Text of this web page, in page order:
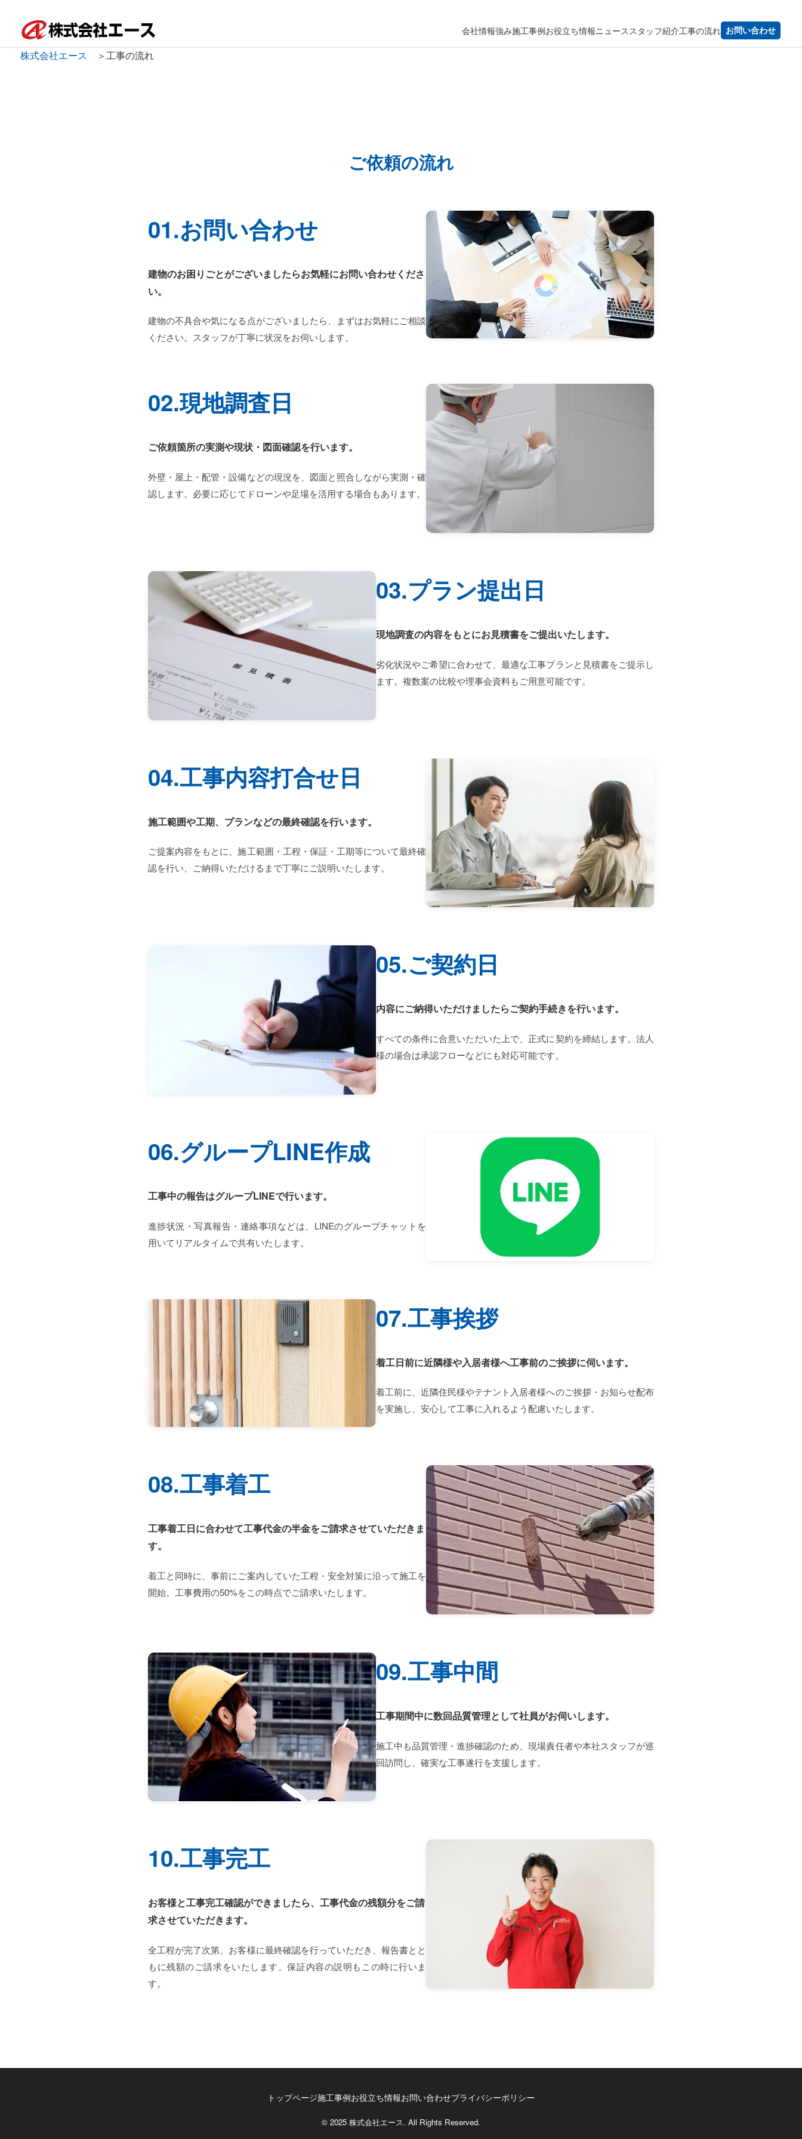
会社情報強み施工事例お役立ち情報ニュース スタッフ紹介工事の流れ お問い合わせ
株式会社エース ＞工事の流れ
ご依頼の流れ
01.お問い合わせ
建物のお困りごとがございましたらお気軽にお問い合わせくださ
い。
建物の不具合や気になる点がございましたら、まずはお気軽にご相談
ください。スタッフが丁寧に状況をお伺いします。
02.現地調査日
ご依頼箇所の実測や現状・図面確認を行います。
外壁・屋上・配管・設備などの現況を、図面と照合しながら実測・確
認します。必要に応じてドローンや足場を活用する場合もあります。
03.プラン提出日
現地調査の内容をもとにお見積書をご提出いたします。
劣化状況やご希望に合わせて、最適な工事プランと見積書をご提示し
ます。複数案の比較や理事会資料もご用意可能です。
04.工事内容打合せ日
施工範囲や工期、プランなどの最終確認を行います。
ご提案内容をもとに、施工範囲・工程・保証・工期等について最終確
認を行い、ご納得いただけるまで丁寧にご説明いたします。
05.ご契約日
内容にご納得いただけましたらご契約手続きを行います。
すべての条件に合意いただいた上で、正式に契約を締結します。法人
様の場合は承認フローなどにも対応可能です。
06.グループLINE作成
工事中の報告はグループLINEで行います。
進捗状況・写真報告・連絡事項などは、LINEのグループチャットを
用いてリアルタイムで共有いたします。
07.工事挨拶
着工日前に近隣様や入居者様へ工事前のご挨拶に伺います。
着工前に、近隣住民様やテナント入居者様へのご挨拶・お知らせ配布
を実施し、安心して工事に入れるよう配慮いたします。
08.工事着工
工事着工日に合わせて工事代金の半金をご請求させていただきま
す。
着工と同時に、事前にご案内していた工程・安全対策に沿って施工を
開始。工事費用の50%をこの時点でご請求いたします。
09.工事中間
工事期間中に数回品質管理として社員がお伺いします。
施工中も品質管理・進捗確認のため、現場責任者や本社スタッフが巡
回訪問し、確実な工事遂行を支援します。
10.工事完工
お客様と工事完工確認ができましたら、工事代金の残額分をご請
求させていただきます。
全工程が完了次第、お客様に最終確認を行っていただき、報告書とと
もに残額のご請求をいたします。保証内容の説明もこの時に行いま
す。
トップページ施工事例お役立ち情報お問い合わせプライバシーポリシー
© 2025 株式会社エース. All Rights Reserved.